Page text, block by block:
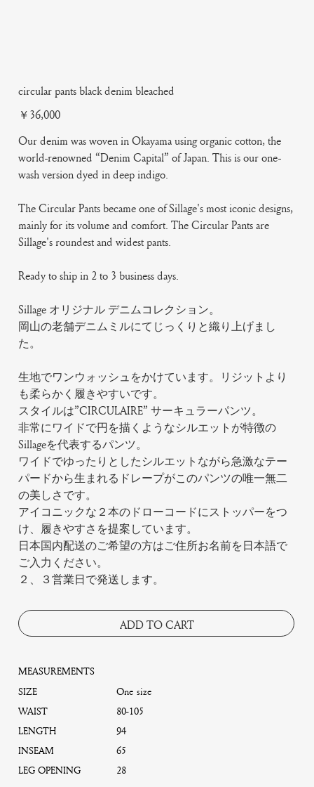
circular pants black denim bleached
Price
￥36,000
Our denim was woven in Okayama using organic cotton, the
world-renowned “Denim Capital” of Japan. This is our one-
wash version dyed in deep indigo.
The Circular Pants became one of Sillage's most iconic designs,
mainly for its volume and comfort. The Circular Pants are
Sillage's roundest and widest pants.
Ready to ship in 2 to 3 business days.
Sillage オリジナル デニムコレクション。
岡山の老舗デニムミルにてじっくりと織り上げまし
た。
生地でワンウォッシュをかけています。リジットより
も柔らかく履きやすいです。
スタイルは”CIRCULAIRE” サーキュラーパンツ。
非常にワイドで円を描くようなシルエットが特徴の
Sillageを代表するパンツ。
ワイドでゆったりとしたシルエットながら急激なテー
パードから生まれるドレープがこのパンツの唯一無二
の美しさです。
アイコニックな２本のドローコードにストッパーをつ
け、履きやすさを提案しています。
日本国内配送のご希望の方はご住所お名前を日本語で
ご入力ください。
２、３営業日で発送します。
ADD TO CART
MEASUREMENTS
SIZE
One size
WAIST
80-105
LENGTH
94
INSEAM
65
LEG OPENING
28